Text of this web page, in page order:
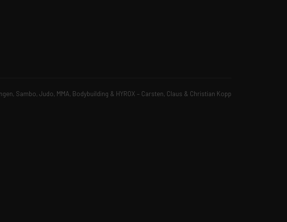
Sambo, Judo, MMA, Bodybuilding & HYROX – Carsten, Claus & Christian Kopp